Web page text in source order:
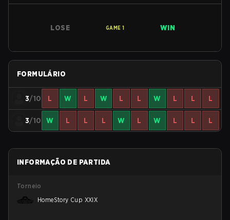
LOSE GAME 1 WIN
FORMULÁRIO
3/10 L W L W L L W L L L
3/10 W L L L W L W L L L
INFORMAÇÃO DE PARTIDA
Torneio
HomeStory Cup XXIX